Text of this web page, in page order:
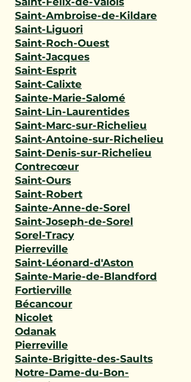
Saint-Ambroise-de-Kildare
Saint-Liguori
Saint-Roch-Ouest
Saint-Jacques
Saint-Esprit
Saint-Calixte
Sainte-Marie-Salomé
Saint-Lin-Laurentides
Saint-Marc-sur-Richelieu
Saint-Antoine-sur-Richelieu
Saint-Denis-sur-Richelieu
Contrecœur
Saint-Ours
Saint-Robert
Sainte-Anne-de-Sorel
Saint-Joseph-de-Sorel
Sorel-Tracy
Pierreville
Saint-Léonard-d'Aston
Sainte-Marie-de-Blandford
Fortierville
Bécancour
Nicolet
Odanak
Pierreville
Sainte-Brigitte-des-Saults
Notre-Dame-du-Bon-